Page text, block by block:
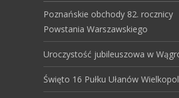
Poznańskie obchody 82. rocznicy
Powstania Warszawskiego
Uroczystość jubileuszowa w
Święto 16 Pułku Ułanów